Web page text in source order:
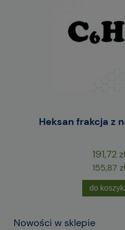
Heksan frakcja z
191,72
155,87
do
Nowości w sklepie